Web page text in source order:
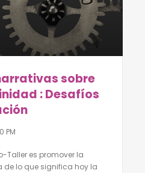
sobre
: Desafíos
PM
Taller es promover la
de lo que significa hoy la